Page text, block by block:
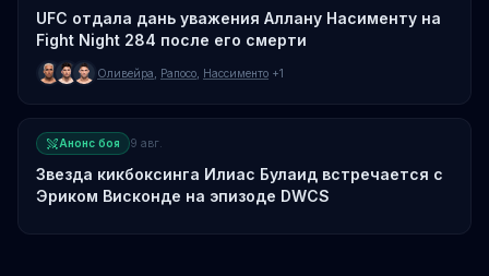
UFC отдала дань уважения Аллану Насименту на
Fight Night 284 после его смерти
Оливейра Рапосо Нассименто +1
Анонс боя 9 авг.
Звезда кикбоксинга Илиас Булаид встречается с
Эриком Висконде на эпизоде DWCS